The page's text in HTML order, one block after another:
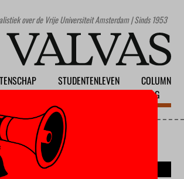
over de Vrije Universiteit Amsterdam | Sinds 1953
STUDENTENLEVEN
COLUMN
BLOG